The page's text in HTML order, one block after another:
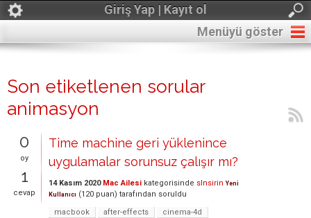
Giriş Yap | Kayıt ol
Menüyü göster
Son etiketlenen sorular
animasyon
0
oy
1
cevap
Time machine geri yüklenince
uygulamalar sorunsuz çalışır mı?
14 Kasım 2020 Mac Ailesi kategorisinde slnsirin Yeni
Kullanıcı (120 puan) tarafından soruldu
macbook
after-effects
cinema-4d